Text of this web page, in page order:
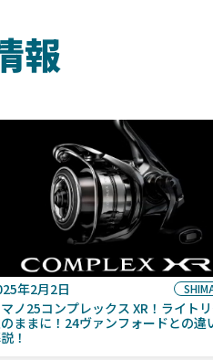
報
年2月2日
ノ25コンプレックス XR！ライト
ままに！24ヴァンフォードとの違
！